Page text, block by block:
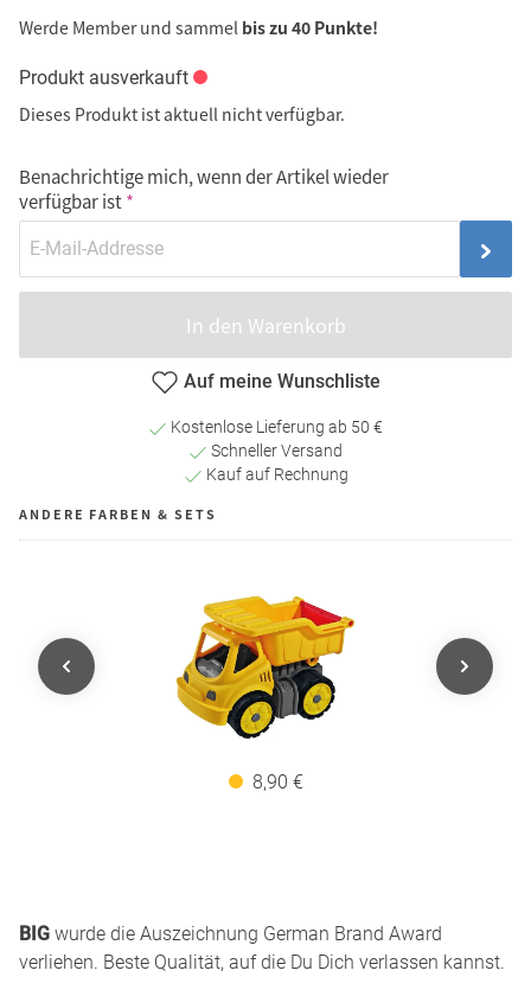
Werde Member und sammel bis zu 40 Punkte!
Produkt ausverkauft
Dieses Produkt ist aktuell nicht verfügbar.
Benachrichtige mich, wenn der Artikel wieder
verfügbar ist
In den Warenkorb
Auf meine Wunschliste
Kostenlose Lieferung ab 50 €
Schneller Versand
Kauf auf Rechnung
ANDERE FARBEN & SETS
8,90 €
BIG wurde die Auszeichnung German Brand Award
verliehen. Beste Qualität, auf die Du Dich verlassen kannst.